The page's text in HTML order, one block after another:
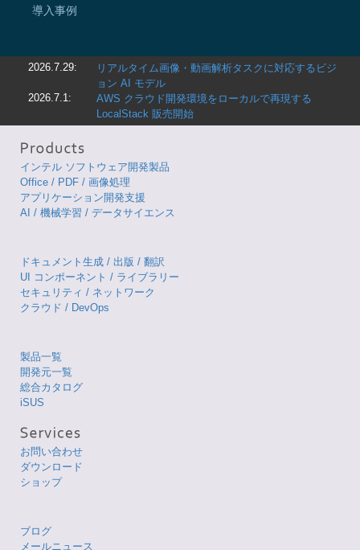
導入事例
2026.7.29:
リアルタイム画像・動画解析タスクに対応するビジ
ョン AI モデル
2026.7.1:
AWS クラウド開発環境をローカルで再現する
LocalStack 販売開始
インテル ソフトウェア開発製品
Office / PDF / 画像処理
アプリケーション開発支援
AI / 機械学習 / データサイエンス
ドキュメント生成 / 出版 / 翻訳
UI コンポーネント / ライブラリー
セキュリティ / ネットワーク
クラウド / DevOps
製品一覧
開発元一覧
総合カタログ
iSUS
お問い合わせ
ダウンロード
ショップ
ブログ
メールニュース